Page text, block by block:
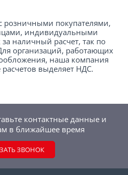
розничными покупателями,
индивидуальными
наличный расчет, так по
организаций, работающих
наша компания
выделяет НДС.
контактные данные и
в ближайшее время
ЗВОНОК